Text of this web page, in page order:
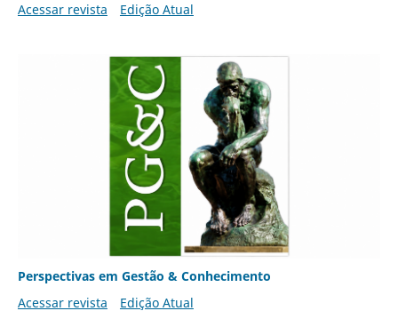
Acessar revista
Edição Atual
Perspectivas em Gestão & Conhecimento
Acessar revista
Edição Atual